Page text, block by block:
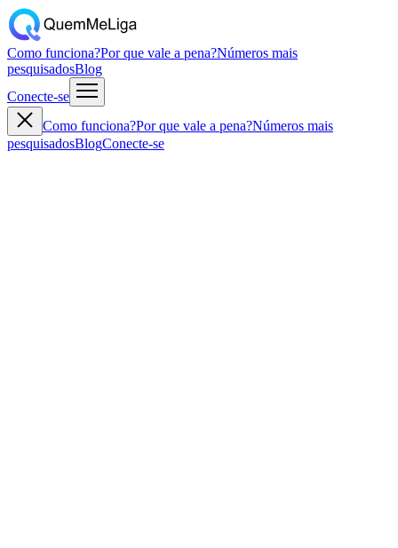
Como funciona?Por que vale a pena?Números mais
pesquisadosBlog
Conecte-se
Como funciona?Por que vale a pena?Números mais
pesquisadosBlogConecte-se